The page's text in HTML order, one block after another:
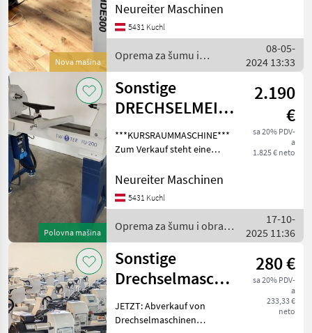
Nova mašina
Motorleistung von 3 PS. Die
Ausstellungsmaschine
befindet s
Neureiter Maschinen
5431 Kuchl
Oprema za šumu i
obradu drveta / Hager
08-05-
2024 13:33
Polovna mašina
Sonstige
DRECHSELMEISTER
Drechselmaschine
Twister FU 200
2.190
€
sa 20% PDV-
a
1.825 € neto
***KURSRAUMMASCHINE***
Zum Verkauf steht eine
Kursraummaschine
200 mit einer Spitzenweite
befindet
Neureiter Maschinen
5431 Kuchl
Oprema za šumu i obradu
drveta / Sonstige
17-10-
2025 11:36
Sonstige
Drechselmaschinen
Vorführmaschinen
280 €
sa 20% PDV-
a
233,33 €
neto
JETZT: Abverkauf von
Drechselmaschinen